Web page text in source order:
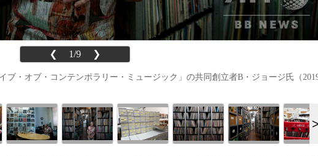
❮ 1/9 ❯
ブ・オブ・コンテンポラリー・ミュージック」の共同創立者B・ジョージ氏（